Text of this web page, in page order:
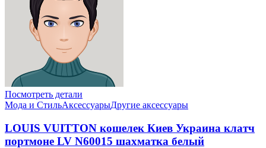
Посмотреть детали
Мода и СтильАксессуарыДругие аксессуары
LOUIS VUITTON кошелек Киев Украина клатч
портмоне LV N60015 шахматка белый